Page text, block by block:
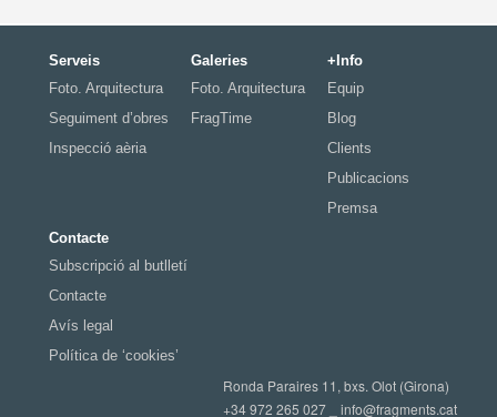
Serveis
Foto. Arquitectura
Seguiment d’obres
Inspecció aèria
Galeries
Foto. Arquitectura
FragTime
+Info
Equip
Blog
Clients
Publicacions
Premsa
Contacte
Subscripció al butlletí
Contacte
Avís legal
Política de ‘cookies’
Ronda Paraires 11, bxs. Olot (Girona)
+34 972 265 027 _info@fragments.cat